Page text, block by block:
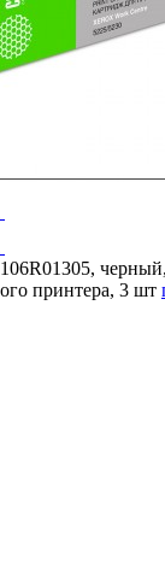
принтера, 3 шт